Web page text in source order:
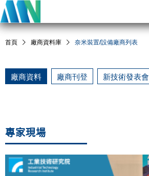
首頁 廠商資料庫 奈米裝置/設備廠商列表
廠商資料 廠商刊登 新技術發表會
專家現場